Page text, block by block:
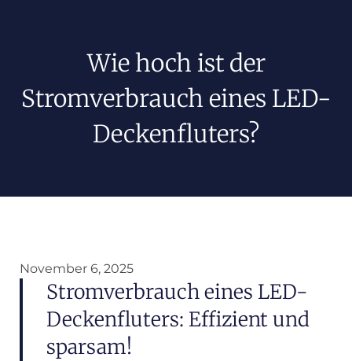
Wie hoch ist der
Stromverbrauch eines LED-
Deckenfluters?
November 6, 2025
Stromverbrauch eines LED-
Deckenfluters: Effizient und
sparsam!